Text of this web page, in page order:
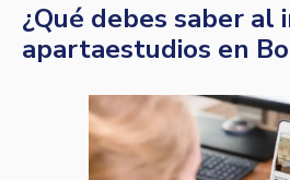
¿Qué debes saber al
apartaestudios en